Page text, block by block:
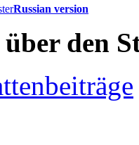
Russian version
den